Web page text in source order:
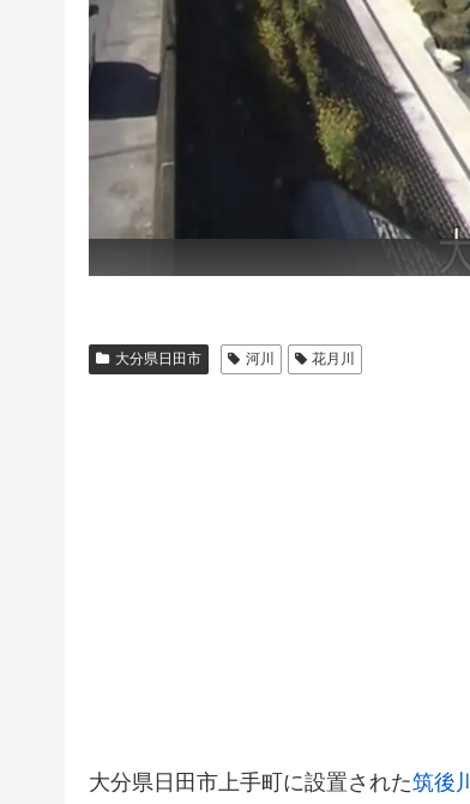
大分県日田市 河川 花月川
大分県日田市上手町に設置された筑後川